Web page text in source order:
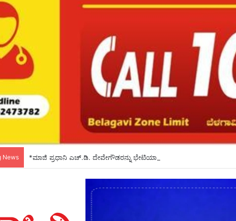
News *ಮಾಜಿ ಪ್ರಧಾನಿ ಎಚ್.ಡಿ. ದೇವೇಗೌಡರನ್ನು ಭೇಟಿಯಾದ ಪದ್ಮಶ್ರೀ ಡಾ. ಪ್ರಭಾಕರ ಕೋರೆ*